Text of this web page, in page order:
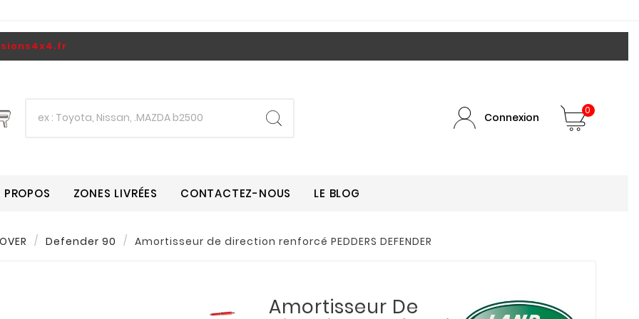
Connexion
0
PROPOS ZONES LIVRÉES CONTACTEZ-NOUS LE BLOG
Defender 90 Amortisseur de direction renforcé PEDDERS DEFENDER
Amortisseur De